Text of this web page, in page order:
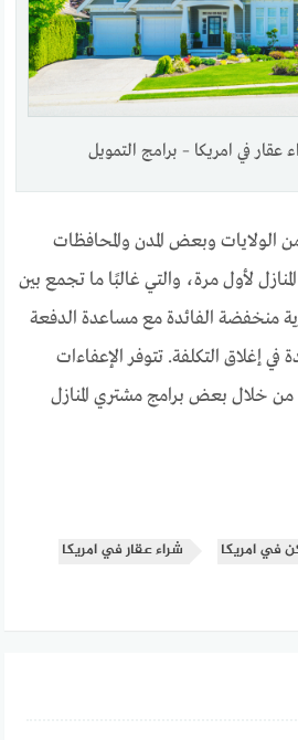
عقار في امريكا – برامج التمويل
الولايات وبعض المدن والمحافظات
لأول مرة، والتي غالبًا ما تجمع بين
منخفضة الفائدة مع مساعدة الدفعة
في إغلاق التكلفة. تتوفر الإعفاءات
من خلال بعض برامج مشتري المنازل
في امريكا شراء عقار في امريكا